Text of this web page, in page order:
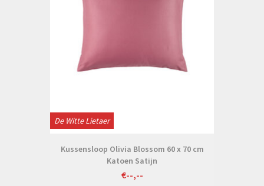
De Witte Lietaer
Kussensloop Olivia Blossom 60 x 70 cm
Katoen Satijn
€--,--